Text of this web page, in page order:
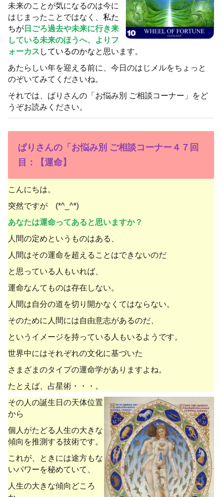
未来のことが気になるのは今に
はじまったことではなく、私た
ちが日ごろ過去や未来に行き来
している未来のほうへ、よりフ
ォーカス しているのかなと思います。
あたらしい年を迎える前に、今日のはじメルをちょっと
のぞいてみてくださいね。
それでは、ぱりさんの「お悩み別 ご相談コーナー」をど
うぞお読みください。
ぱりさんの「お悩み別 ご相談コーナー４７回
目：【運命】
こんにちは。
突然ですが (*^_^*)
あなたは運命ってあると思いますか？
人間の定めというものはある、
人間はその運命を超えることはできないのだ
と思っている人もいれば、
運命なんてものは存在しない。
人間は自分の道を切り開かなくてはならない。
そのために人間には自由意志があるのだ、
というイメージを持っている人もいるようです。
世界中にはそれぞれの文化に基づいた
さまざまのタイプの運命学がありますよね。
たとえば、占星術・・・。
その人の誕生日の天体位置
から
個人がたどる人生の大きな
傾向を推測する技術です。
これが、ときには途方もな
いパワーを秘めていて、
人生の大きな傾向どころ